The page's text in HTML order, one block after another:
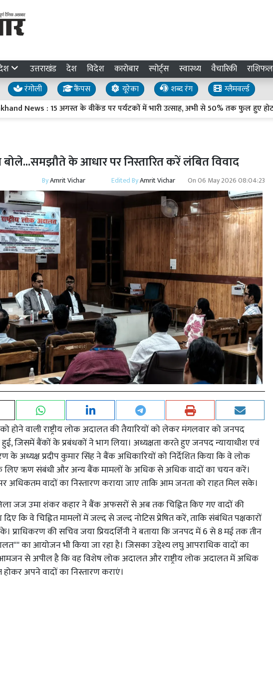
उत्तराखंड देश विदेश कारोबार स्पोर्ट्स स्वास्थ्य वैचारिकी राशिफल
रंगोली कैंपस यूरेका शब्द रंग
ग्लैमवर्ल्ड
: 15 अगस्त के वीकेंड पर पर्यटकों में भारी उत्साह, अभी से 50% तक फुल हुए होटल
के आधार पर निस्तारित करें लंबित विवाद
ByAmrit Vichar Edited ByAmrit Vichar On06 May 2026 08:04:23
होने वाली राष्ट्रीय लोक अदालत की तैयारियों को लेकर मंगलवार को जनपद
जिसमें बैंकों के प्रबंधकों ने भाग लिया। अध्यक्षता करते हुए जनपद न्यायाधीश एवं
के अध्यक्ष प्रदीप कुमार सिंह ने बैंक अधिकारियों को निर्देशित किया कि वे लोक
ऋण संबंधी और अन्य बैंक मामलों के अधिक से अधिक वादों का चयन करें।
वादों का निस्तारण कराया जाए ताकि आम जनता को राहत मिल सके।
जज उमा शंकर कहार ने बैंक अफसरों से अब तक चिह्नित किए गए वादों की
दिए कि वे चिह्नित मामलों में जल्द से जल्द नोटिस प्रेषित करें, ताकि संबंधित पक्षकारों
प्राधिकरण की सचिव जया प्रियदर्शिनी ने बताया कि जनपद में 6 से 8 मई तक तीन
का आयोजन भी किया जा रहा है। जिसका उद्देश्य लघु आपराधिक वादों का
आमजन से अपील है कि वह विशेष लोक अदालत और राष्ट्रीय लोक अदालत में अधिक
अपने वादों का निस्तारण कराएं।